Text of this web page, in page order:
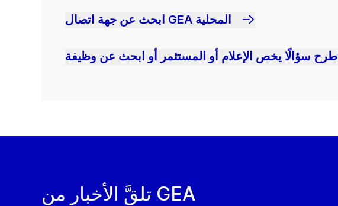
ابحث عن جهة اتصال GEA المحلية
اطرح سؤالًا يخص الإعلام أو المستثمر أو ابحث عن وظيفة
تلقَّ الأخبار من GEA